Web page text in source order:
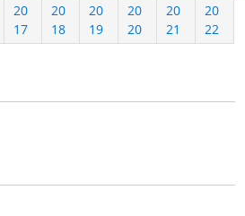
20
17
20
18
20
19
20
20
20
21
20
22